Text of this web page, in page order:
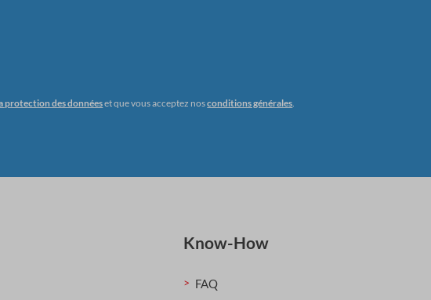
protection des donnéeset que vous acceptez nosconditions générales.
Know-How
FAQ